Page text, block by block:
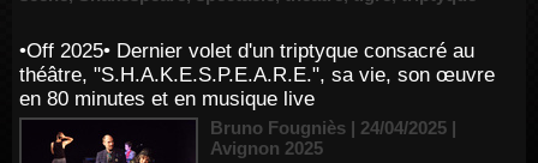
•Off 2025• Dernier volet d'un triptyque consacré au
théâtre, "S.H.A.K.E.S.P.E.A.R.E.", sa vie, son œuvre
en 80 minutes et en musique live
Bruno Fougniès | 24/04/2025 |
Avignon 2025